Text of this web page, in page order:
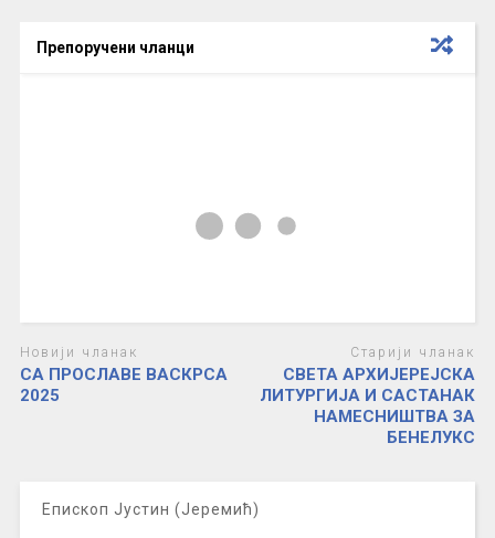
Препоручени чланци
Новији чланак
СА ПРОСЛАВЕ ВАСКРСА
2025
Старији чланак
СВЕТА АРХИЈЕРЕЈСКА
ЛИТУРГИЈА И САСТАНАК
НАМЕСНИШТВА ЗА
БЕНЕЛУКС
Епископ Јустин (Јеремић)